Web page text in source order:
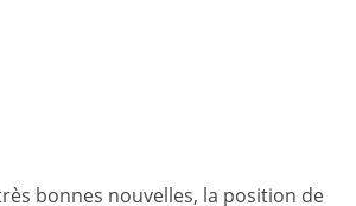
bonnes nouvelles, la position de